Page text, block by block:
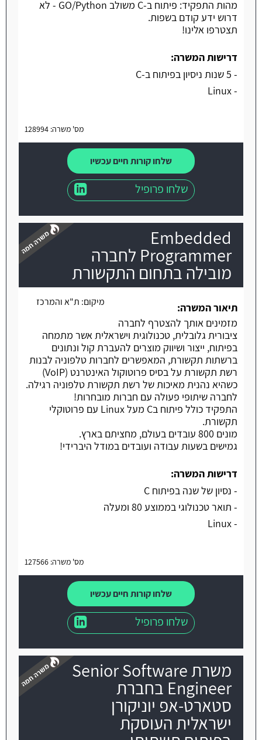
מהות התפקיד: פיתוח ב-C משולב GO/Python - לא
דרוש ידע קודם בשפות.
תצטרפו אלינו!
דרישות המשרה:
- 5 שנות ניסיון בפיתוח ב-C
- Linux
מס' משרה: 128994
שלחו קורות חיים עכשיו
שלחו פרופיל
Embedded
Programmer לחברה
מובילה בתחום התקשורת
משרה חמה
מיקום: ת"א והמרכז
תיאור המשרה:
מזמינים אותך להצטרף לחברה
ציבורית גלובלית, טכנולוגית וישראלית אשר מתמחה
בפיתוח, ייצור ושיווק מוצרים להעברת קול ונתונים
ברשתות תקשורת, המאפשרים לחברות טלפוניה לבנות
רשת תקשורת על בסיס פרוטוקול האינטרנט (VoIP)
כשהיא נהנית מאיכות של רשת תקשורת טלפוניה רגילה.
לחברה שיתופי פעולה עם חברות מובחרות!
התפקיד כולל פיתוח בC מעל Linux עם פרוטוקלי
תקשורת.
מונים 800 עובדים בעולם, מחציתם בארץ.
גמישים בשעות עבודה ועובדים במודל היברידי!
דרישות המשרה:
- נסיון של שנה בפיתוח C
- תואר טכנולוגי בממוצע 80 ומעלה
- Linux
מס' משרה: 127566
שלחו קורות חיים עכשיו
שלחו פרופיל
משרת Senior Software
Engineer בחברת
סטארט-אפ יוניקורן
ישראלית העוסקת